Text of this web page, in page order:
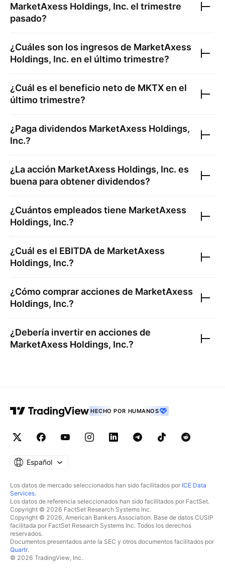
MarketAxess Holdings, Inc. el trimestre
pasado?
¿Cuáles son los ingresos de MarketAxess
Holdings, Inc. en el último trimestre?
¿Cuál es el beneficio neto de MKTXen el
último trimestre?
¿Paga dividendos MarketAxess Holdings,
Inc.?
¿La acción MarketAxess Holdings, Inc. es
buena para obtener dividendos?
¿Cuántos empleados tiene MarketAxess
Holdings, Inc.?
¿Cuál es el EBITDA de MarketAxess
Holdings, Inc.?
¿Cómo comprar acciones de MarketAxess
Holdings, Inc.?
¿Debería invertir en acciones de
MarketAxess Holdings, Inc.?
HECHO POR HUMANOS
Español
Los datos de mercado seleccionados han sido facilitados por ICE Data
Services.
Los datos de referencia seleccionados han sido facilitados por FactSet.
Copyright © 2026 FactSet Research Systems Inc.
Copyright © 2026, American Bankers Association. Base de datos CUSIP
facilitada por FactSet Research Systems Inc. Todos los derechos
reservados.
Documentos presentados ante la SEC y otros documentos facilitados por
Quartr.
© 2026 TradingView, Inc.